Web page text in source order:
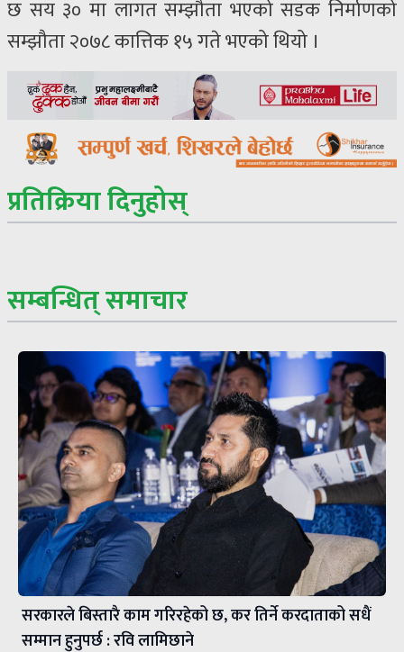
छ सय ३० मा लागत सम्झौता भएको सडक निर्माणको
सम्झौता २०७८ कात्तिक १५ गते भएको थियो ।
प्रतिक्रिया दिनुहोस्
सम्बन्धित् समाचार
सरकारले बिस्तारै काम गरिरहेको छ, कर तिर्ने करदाताको सधैं
सम्मान हुनुपर्छ : रवि लामिछाने